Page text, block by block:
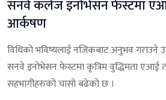
सनवे कलेज इनोभेसन फेस्टमा
आर्कषण
विधिको भविष्यलाई नजिकबाट अनुभव गराउने
सनवे इनोभेसन फेस्टमा कृत्रिम वुद्धिमता एआई
सहभागीहरुको चासो बढेको छ ।